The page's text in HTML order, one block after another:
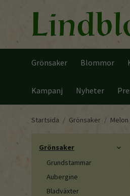
Grönsaker Blommor
Kampanj Nyheter
Startsida / Grönsaker / Melon
Grönsaker
Grundstammar
Aubergine
Bladväxter